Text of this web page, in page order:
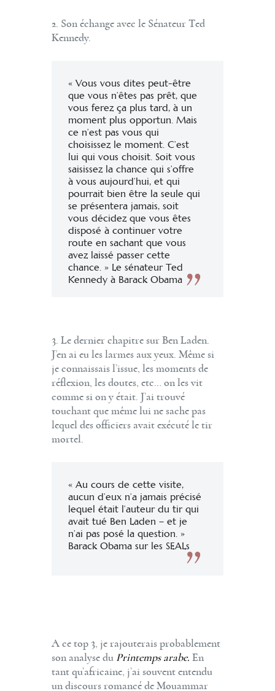
2. Son échange avec le Sénateur Ted
Kennedy.
« Vous vous dites peut-être
que vous n’êtes pas prêt, que
vous ferez ça plus tard, à un
moment plus opportun. Mais
ce n’est pas vous qui
choisissez le moment. C’est
lui qui vous choisit. Soit vous
saisissez la chance qui s’offre
à vous aujourd’hui, et qui
pourrait bien être la seule qui
se présentera jamais, soit
vous décidez que vous êtes
disposé à continuer votre
route en sachant que vous
avez laissé passer cette
chance. » Le sénateur Ted
Kennedy à Barack Obama
3. Le dernier chapitre sur Ben Laden.
J’en ai eu les larmes aux yeux. Même si
je connaissais l’issue, les moments de
réflexion, les doutes, etc… on les vit
comme si on y était. J’ai trouvé
touchant que même lui ne sache pas
lequel des officiers avait exécuté le tir
mortel.
« Au cours de cette visite,
aucun d’eux n’a jamais précisé
lequel était l’auteur du tir qui
avait tué Ben Laden – et je
n’ai pas posé la question. »
Barack Obama sur les SEALs
A ce top 3, je rajouterais probablement
son analyse du Printemps arabe. En
tant qu’africaine, j’ai souvent entendu
un discours romancé de Mouammar